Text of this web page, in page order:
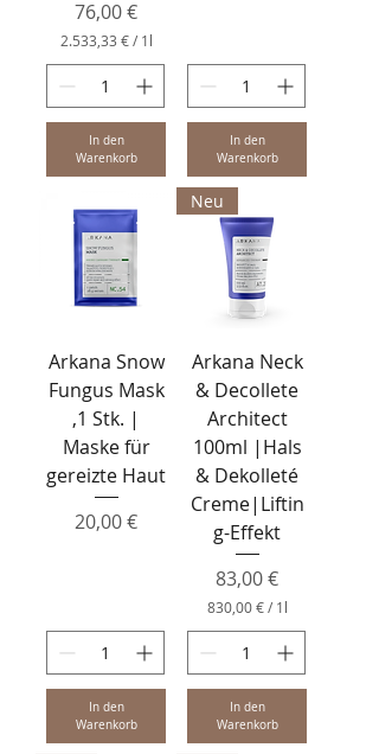
Preis
76,00 €
2.533,33 € / 1l
.
5
3
,
3
€
p
r
o
1
t
r
In den
Warenkorb
8
€
p
r
o
1
i
t
e
r
In den
Warenkorb
Arkana Snow
Fungus Mask
,1 Stk. |
Maske für
gereizte Haut
Preis
20,00 €
In den
Warenkorb
Neu
Arkana Neck
& Decollete
Architect
100ml |Hals
& Dekolleté
Creme|Liftin
g-Effekt
Preis
83,00 €
830,00 € / 1l
3
0
0
0
In den
Warenkorb